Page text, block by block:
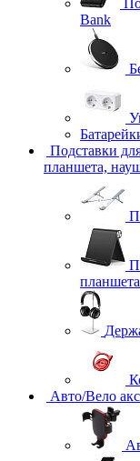
Bank
Подставки
планшета,
планшета
Авто/Вело